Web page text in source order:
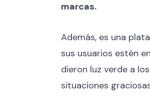
marcas.
Además, es una
sus usuarios estén
dieron luz verde a
situaciones